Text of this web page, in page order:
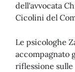
dell'avvocata
Cicolini del
Le psicologhe
accompagnato
riflessione